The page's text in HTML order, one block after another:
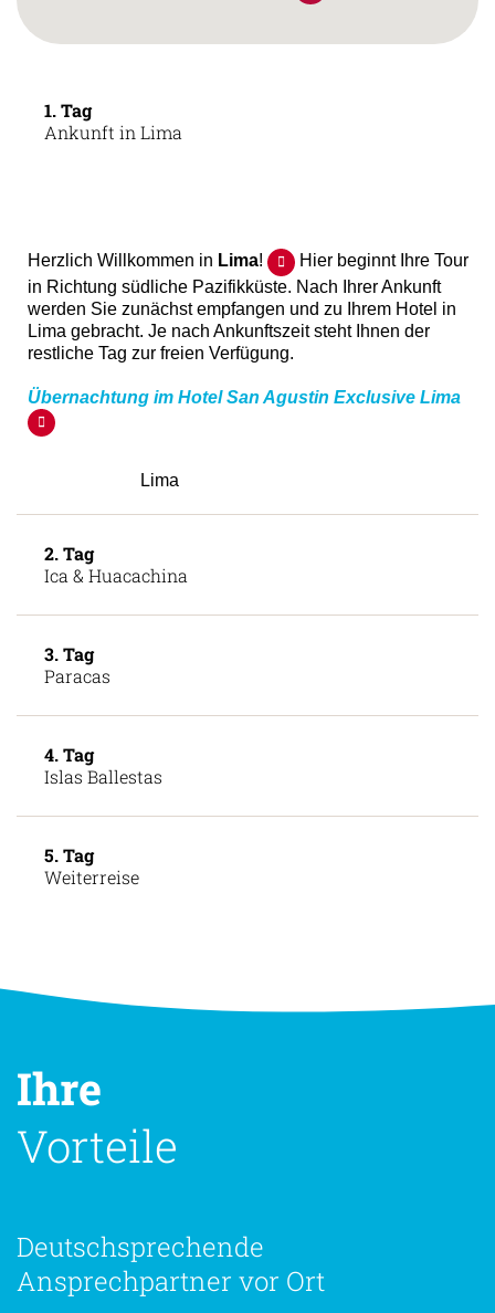
1. Tag
Ankunft in Lima
Herzlich Willkommen in Lima!
Hier beginnt Ihre Tour
in Richtung südliche Pazifikküste. Nach Ihrer Ankunft
werden Sie zunächst empfangen und zu Ihrem Hotel in
Lima gebracht. Je nach Ankunftszeit steht Ihnen der
restliche Tag zur freien Verfügung.
Übernachtung im Hotel San Agustin Exclusive Lima
Lima
2. Tag
Ica & Huacachina
3. Tag
Paracas
4. Tag
Islas Ballestas
5. Tag
Weiterreise
Ihre
Vorteile
Deutschsprechende
Ansprechpartner vor Ort